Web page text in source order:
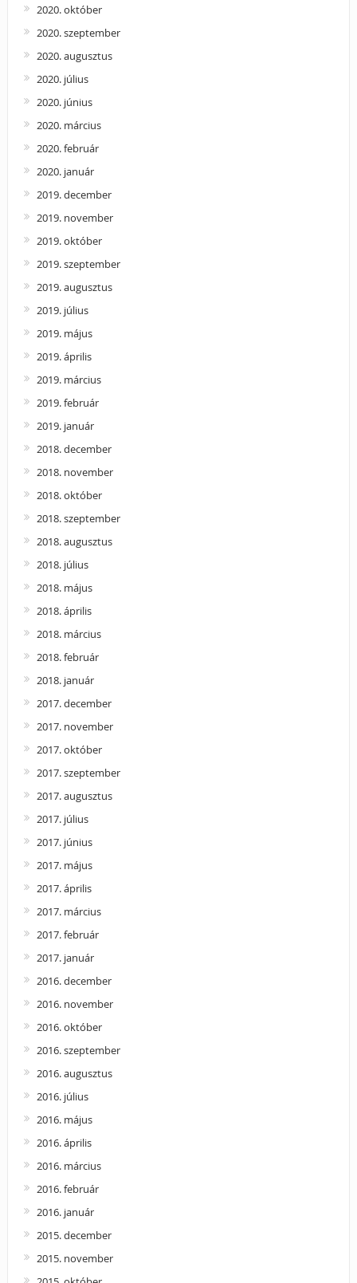
2020. október
2020. szeptember
2020. augusztus
2020. július
2020. június
2020. március
2020. február
2020. január
2019. december
2019. november
2019. október
2019. szeptember
2019. augusztus
2019. július
2019. május
2019. április
2019. március
2019. február
2019. január
2018. december
2018. november
2018. október
2018. szeptember
2018. augusztus
2018. július
2018. május
2018. április
2018. március
2018. február
2018. január
2017. december
2017. november
2017. október
2017. szeptember
2017. augusztus
2017. július
2017. június
2017. május
2017. április
2017. március
2017. február
2017. január
2016. december
2016. november
2016. október
2016. szeptember
2016. augusztus
2016. július
2016. május
2016. április
2016. március
2016. február
2016. január
2015. december
2015. november